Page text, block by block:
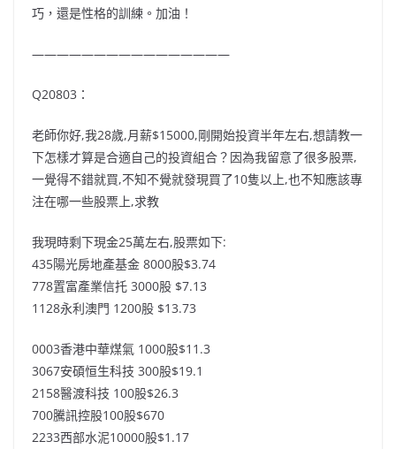
巧，還是性格的訓練。加油！
————————————————
Q20803：
老師你好,我28歲,月薪$15000,剛開始投資半年左右,想請教一
下怎樣才算是合適自己的投資組合？因為我留意了很多股票,
一覺得不錯就買,不知不覺就發現買了10隻以上,也不知應該專
注在哪一些股票上,求教
我現時剩下現金25萬左右,股票如下:
435陽光房地產基金 8000股$3.74
778置富產業信托 3000股 $7.13
1128永利澳門 1200股 $13.73
0003香港中華煤氣 1000股$11.3
3067安碩恒生科技 300股$19.1
2158醫渡科技 100股$26.3
700騰訊控股100股$670
2233西部水泥10000股$1.17